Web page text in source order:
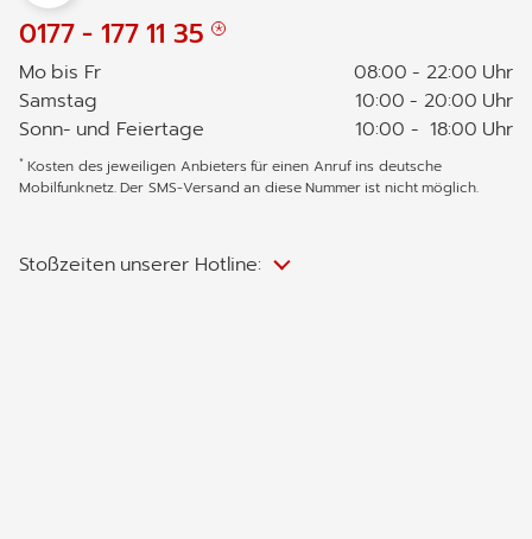
0177 - 177 11 35
Mo bis Fr
08:00 - 22:00 Uhr
Samstag
10:00 - 20:00 Uhr
Sonn- und Feiertage
10:00 - 18:00 Uhr
* Kosten des jeweiligen Anbieters für einen Anruf ins deutsche
Mobilfunknetz. Der SMS-Versand an diese Nummer ist nicht möglich.
Stoßzeiten unserer Hotline: